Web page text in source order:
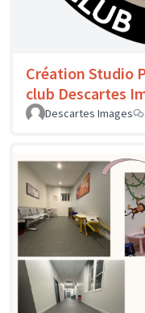
Création Studio
club Descartes
Descartes Images